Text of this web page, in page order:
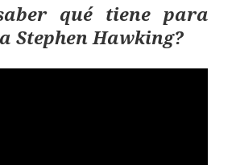
qué tiene para
Stephen Hawking?